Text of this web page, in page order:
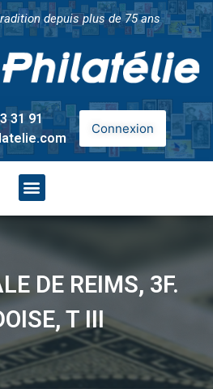
depuis plus de 75 ans
31 91
Connexion
DE REIMS, 3F.
T III